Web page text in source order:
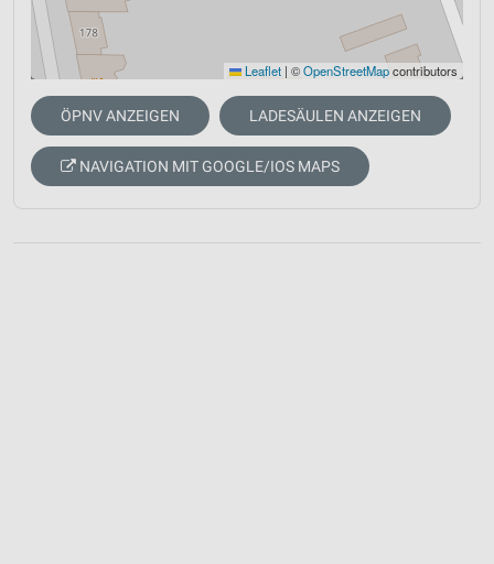
Leaflet | ©OpenStreetMapcontributors
ÖPNV ANZEIGEN LADESÄULEN ANZEIGEN
NAVIGATION MIT GOOGLE/IOS MAPS